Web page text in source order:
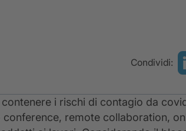
Condividi:
i rischi di contagio da
remote collaboration,